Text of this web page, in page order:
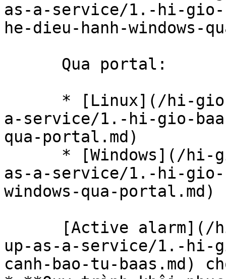
as-a-service/1.-hi-gio-
he-dieu-hanh-windows-
a-service/1.-hi-gio-
qua-portal.md)
as-a-service/1.-hi-gio-
windows-qua-portal.md)
up-as-a-service/1.-hi-
canh-bao-tu-baas.md)